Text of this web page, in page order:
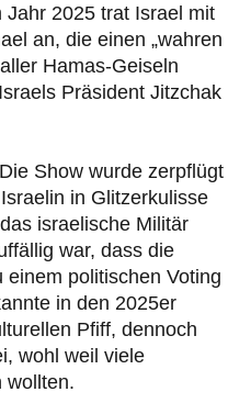
2025 trat Israel mit
an, die einen „wahren
Hamas-Geiseln
Präsident Jitzchak
Show wurde zerpflügt
in Glitzerkulisse
israelische Militär
war, dass die
politischen Voting
in den 2025er
Pfiff, dennoch
wohl weil viele
wollten.